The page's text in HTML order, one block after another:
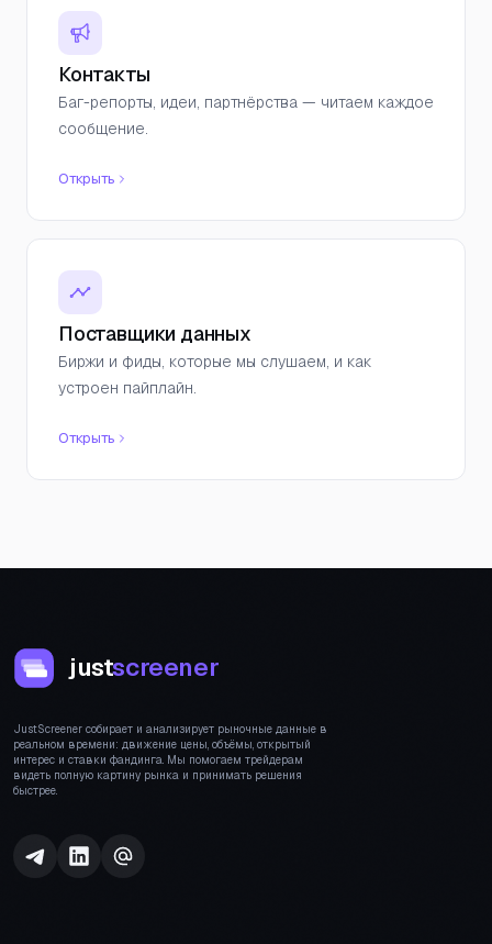
Контакты
Баг-репорты, идеи, партнёрства — читаем каждое
сообщение.
Открыть
Поставщики данных
Биржи и фиды, которые мы слушаем, и как
устроен пайплайн.
Открыть
justscreener
JustScreener собирает и анализирует рыночные данные в
реальном времени: движение цены, объёмы, открытый
интерес и ставки фандинга. Мы помогаем трейдерам
видеть полную картину рынка и принимать решения
быстрее.